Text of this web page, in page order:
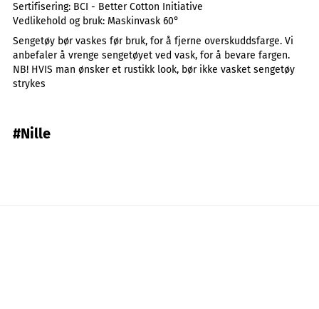
Sertifisering: BCI - Better Cotton Initiative
Vedlikehold og bruk: Maskinvask 60°
Sengetøy bør vaskes før bruk, for å fjerne overskuddsfarge. Vi
anbefaler å vrenge sengetøyet ved vask, for å bevare fargen.
NB! HVIS man ønsker et rustikk look, bør ikke vasket sengetøy
strykes
#Nille